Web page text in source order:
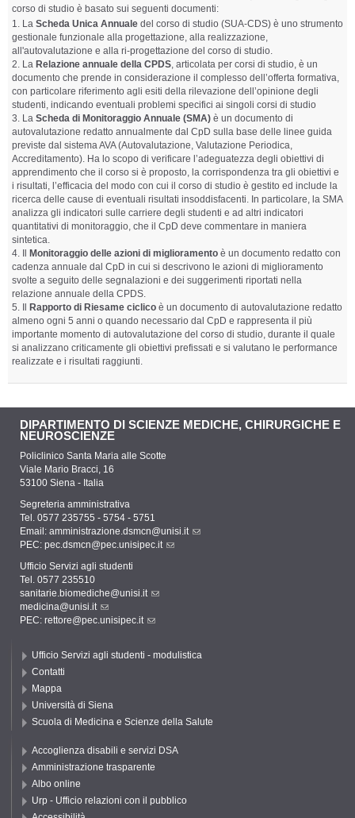
corso di studio è basato sui seguenti documenti:
La Scheda Unica Annuale del corso di studio (SUA-CDS) è uno strumento
gestionale funzionale alla progettazione, alla realizzazione,
all'autovalutazione e alla ri-progettazione del corso di studio.
La Relazione annuale della CPDS, articolata per corsi di studio, è un
documento che prende in considerazione il complesso dell’offerta formativa,
con particolare riferimento agli esiti della rilevazione dell’opinione degli
studenti, indicando eventuali problemi specifici ai singoli corsi di studio
La Scheda di Monitoraggio Annuale (SMA) è un documento di
autovalutazione redatto annualmente dal CpD sulla base delle linee guida
previste dal sistema AVA (Autovalutazione, Valutazione Periodica,
Accreditamento). Ha lo scopo di verificare l’adeguatezza degli obiettivi di
apprendimento che il corso si è proposto, la corrispondenza tra gli obiettivi e
i risultati, l’efficacia del modo con cui il corso di studio è gestito ed include la
ricerca delle cause di eventuali risultati insoddisfacenti. In particolare, la SMA
analizza gli indicatori sulle carriere degli studenti e ad altri indicatori
quantitativi di monitoraggio, che il CpD deve commentare in maniera
sintetica.
Monitoraggio delle azioni di miglioramento è un documento redatto con
cadenza annuale dal CpD in cui si descrivono le azioni di miglioramento
svolte a seguito delle segnalazioni e dei suggerimenti riportati nella
relazione annuale della CPDS.
Rapporto di Riesame ciclico è un documento di autovalutazione redatto
almeno ogni 5 anni o quando necessario dal CpD e rappresenta il più
importante momento di autovalutazione del corso di studio, durante il quale
si analizzano criticamente gli obiettivi prefissati e si valutano le performance
realizzate e i risultati raggiunti.
DIPARTIMENTO DI SCIENZE MEDICHE, CHIRURGICHE E
NEUROSCIENZE
Policlinico Santa Maria alle Scotte
Viale Mario Bracci, 16
53100 Siena - Italia
Segreteria amministrativa
Tel. 0577 235755 - 5754 - 5751
Email: amministrazione.dsmcn@unisi.it
PEC: pec.dsmcn@pec.unisipec.it
Ufficio Servizi agli studenti
Tel. 0577 235510
sanitarie.biomediche@unisi.it
medicina@unisi.it
PEC: rettore@pec.unisipec.it
Ufficio Servizi agli studenti - modulistica
Contatti
Mappa
Università di Siena
Scuola di Medicina e Scienze della Salute
Accoglienza disabili e servizi DSA
Amministrazione trasparente
Albo online
Urp - Ufficio relazioni con il pubblico